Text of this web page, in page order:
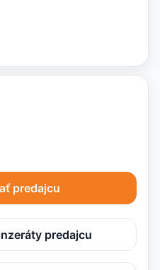
predajcu
predajcu